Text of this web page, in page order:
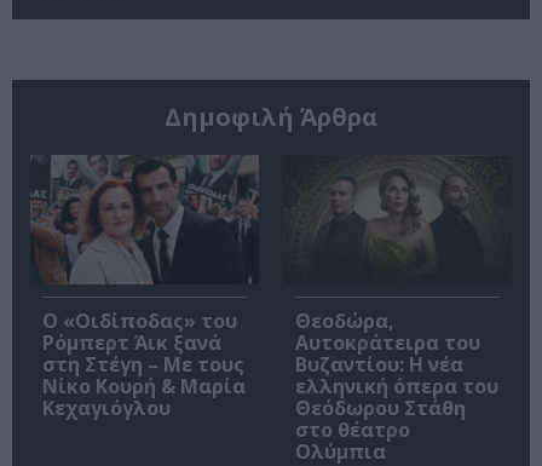
Δημοφιλή Άρθρα
O «Οιδίποδας» του
Ρόμπερτ Άικ ξανά
στη Στέγη – Με τους
Νίκο Κουρή & Μαρία
Κεχαγιόγλου
Θεοδώρα,
Αυτοκράτειρα του
Βυζαντίου: Η νέα
ελληνική όπερα του
Θεόδωρου Στάθη
στο θέατρο
Ολύμπια